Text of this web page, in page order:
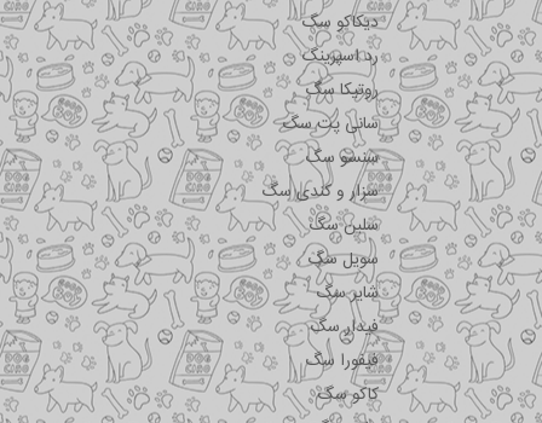
دیکاکو سگ
رد اسپرینگ
روتیکا سگ
سانی پت سگ
سنسو سگ
سزار و کندی سگ
سلبن سگ
سویل سگ
شایر سگ
فیدار سگ
فیفورا سگ
کاکو سگ